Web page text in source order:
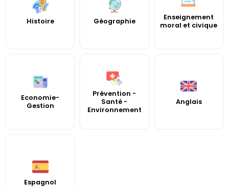
Histoire Géographie
Enseignement
moral et civique
Economie-
Gestion
Prévention -
Santé -
Environnement
Anglais
Espagnol